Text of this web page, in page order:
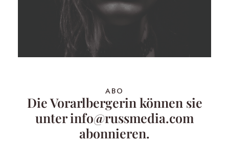
ABO
Die Vorarlbergerin können sie
unter info@russmedia.com
abonnieren.